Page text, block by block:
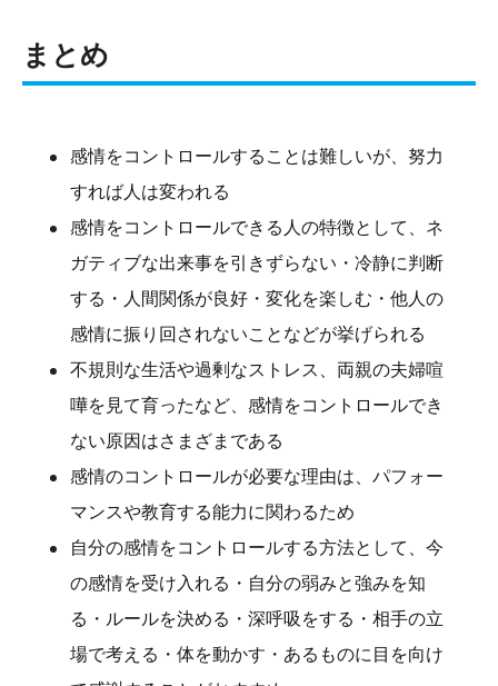
まとめ
感情をコントロールすることは難しいが、努力
すれば人は変われる
感情をコントロールできる人の特徴として、ネ
ガティブな出来事を引きずらない・冷静に判断
する・人間関係が良好・変化を楽しむ・他人の
感情に振り回されないことなどが挙げられる
不規則な生活や過剰なストレス、両親の夫婦喧
嘩を見て育ったなど、感情をコントロールでき
ない原因はさまざまである
感情のコントロールが必要な理由は、パフォー
マンスや教育する能力に関わるため
自分の感情をコントロールする方法として、今
の感情を受け入れる・自分の弱みと強みを知
る・ルールを決める・深呼吸をする・相手の立
場で考える・体を動かす・あるものに目を向け